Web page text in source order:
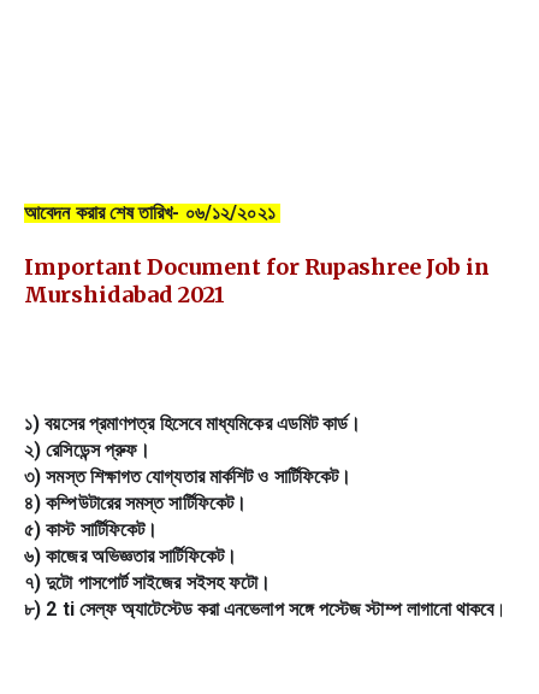
আবেদন করার শেষ তারিখ- ০৬/১২/২০২১
Important Document for Rupashree Job in
Murshidabad 2021
১) বয়সের প্রমাণপত্র হিসেবে মাধ্যমিকের এডমিট কার্ড।
২) রেসিডেন্স প্রুফ।
৩) সমস্ত শিক্ষাগত যোগ্যতার মার্কশিট ও সার্টিফিকেট।
৪) কম্পিউটারের সমস্ত সার্টিফিকেট।
৫) কাস্ট সার্টিফিকেট।
৬) কাজের অভিজ্ঞতার সার্টিফিকেট।
৭) দুটো পাসপোর্ট সাইজের সইসহ ফটো।
৮) 2 ti সেল্ফ অ্যাটেস্টেড করা এনভেলাপ সঙ্গে পস্টেজ স্টাম্প লাগানো থাকবে।